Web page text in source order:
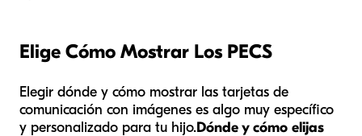
Elige Cómo Mostrar Los PECS
Elegir dónde y cómo mostrar las tarjetas de
comunicación con imágenes es algo muy específico
y personalizado para tu hijo.Dónde y cómo elijas